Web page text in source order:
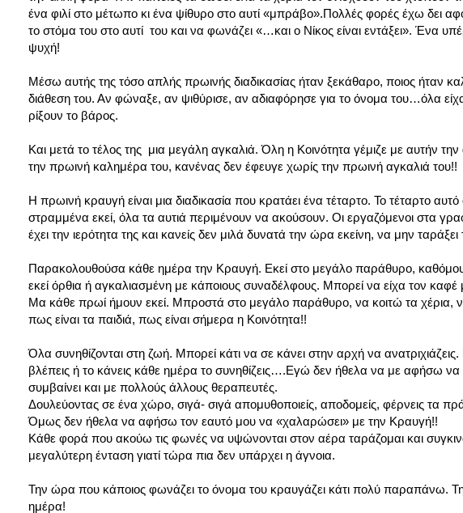
ένα φιλί στο μέτωπο κι ένα ψίθυρο στο αυτί «μπράβο».Πολλές φορές έχω δει
το στόμα του στο αυτί του και να φωνάζει «…και ο Νίκος είναι εντάξει». Ένα
ψυχή!
Μέσω αυτής της τόσο απλής πρωινής διαδικασίας ήταν ξεκάθαρο, ποιος ήταν
διάθεση του. Αν φώναξε, αν ψιθύρισε, αν αδιαφόρησε για το όνομα του…όλα
ρίξουν το βάρος.
Και μετά το τέλος της μια μεγάλη αγκαλιά. Όλη η Κοινότητα γέμιζε με αυτήν
την πρωινή καλημέρα του, κανένας δεν έφευγε χωρίς την πρωινή αγκαλιά του!!
Η πρωινή κραυγή είναι μια διαδικασία που κρατάει ένα τέταρτο. Το τέταρτο
στραμμένα εκεί, όλα τα αυτιά περιμένουν να ακούσουν. Οι εργαζόμενοι στα
έχει την ιερότητα της και κανείς δεν μιλά δυνατά την ώρα εκείνη, να μην
Παρακολουθούσα κάθε ημέρα την Κραυγή. Εκεί στο μεγάλο παράθυρο,
εκεί όρθια ή αγκαλιασμένη με κάποιους συναδέλφους. Μπορεί να είχα τον
Μα κάθε πρωί ήμουν εκεί. Μπροστά στο μεγάλο παράθυρο, να κοιτώ τα χέρια,
πως είναι τα παιδιά, πως είναι σήμερα η Κοινότητα!!
Όλα συνηθίζονται στη ζωή. Μπορεί κάτι να σε κάνει στην αρχή να
βλέπεις ή το κάνεις κάθε ημέρα το συνηθίζεις….Εγώ δεν ήθελα να με αφήσω
συμβαίνει και με πολλούς άλλους θεραπευτές.
Δουλεύοντας σε ένα χώρο, σιγά- σιγά απομυθοποιείς, αποδομείς, φέρνεις τα
Όμως δεν ήθελα να αφήσω τον εαυτό μου να «χαλαρώσει» με την Κραυγή!!
Κάθε φορά που ακούω τις φωνές να υψώνονται στον αέρα ταράζομαι και
μεγαλύτερη ένταση γιατί τώρα πια δεν υπάρχει η άγνοια.
Την ώρα που κάποιος φωνάζει το όνομα του κραυγάζει κάτι πολύ παραπάνω.
ημέρα!